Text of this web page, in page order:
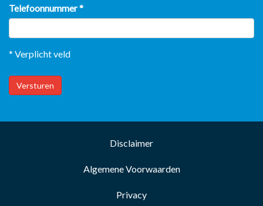
Telefoonnummer*
* Verplicht veld
Versturen
Disclaimer
Algemene Voorwaarden
Privacy